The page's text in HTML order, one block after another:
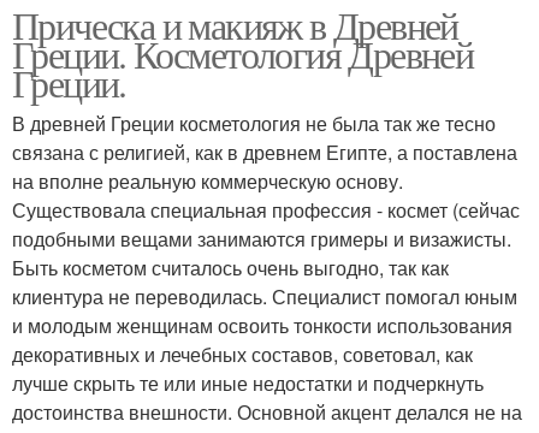
Прическа и макияж в Древней
Греции. Косметология Древней
Греции.
В древней Греции косметология не была так же тесно
связана с религией, как в древнем Египте, а поставлена
на вполне реальную коммерческую основу.
Существовала специальная профессия - космет (сейчас
подобными вещами занимаются гримеры и визажисты.
Быть косметом считалось очень выгодно, так как
клиентура не переводилась. Специалист помогал юным
и молодым женщинам освоить тонкости использования
декоративных и лечебных составов, советовал, как
лучше скрыть те или иные недостатки и подчеркнуть
достоинства внешности. Основной акцент делался не на